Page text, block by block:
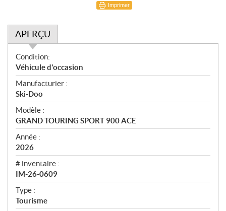
Imprimer
APERÇU
A
p
e
r
ç
u
Condition:
Véhicule d'occasion
Manufacturier :
Ski-Doo
Modèle :
GRAND TOURING SPORT 900 ACE
Année :
2026
# inventaire :
IM-26-0609
Type :
Tourisme